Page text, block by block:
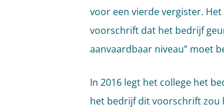
voor een vierde vergister.
voorschrift dat het bedrijf
aanvaardbaar niveau” moet
In 2016 legt het college het
het bedrijf dit voorschrift zou